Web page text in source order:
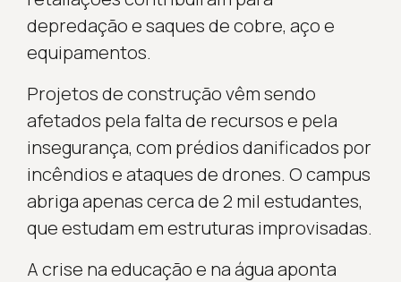
depredação e saques de cobre, aço e
equipamentos.
Projetos de construção vêm sendo
afetados pela falta de recursos e pela
insegurança, com prédios danificados por
incêndios e ataques de drones. O campus
abriga apenas cerca de 2 mil estudantes,
que estudam em estruturas improvisadas.
A crise na educação e na água aponta